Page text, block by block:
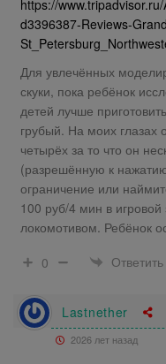
https://
d3396387-Reviews-
Для увлечённых
скуки, пока ребёнок
детей лучше
грубый. На моих глазах
четырёх за то что он
(разрешённую к
ограничение или
100 руб/4 мин в
локомотивом. Ребёнок
0
Ответить
Lastnether
2026 лет назад